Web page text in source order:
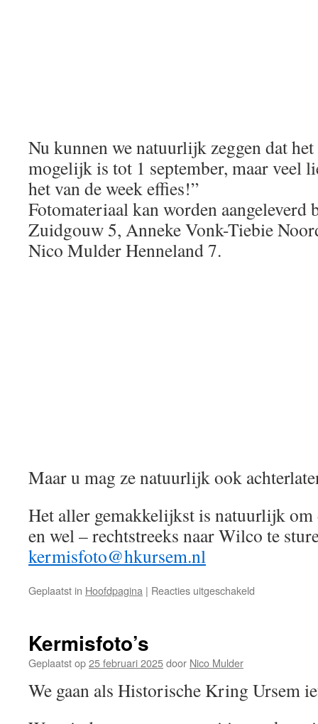
Nu kunnen we natuurlijk zeggen dat
mogelijk is tot 1 september, maar veel
het van de week effies!”
Fotomateriaal kan worden
Zuidgouw 5, Anneke Vonk-Tiebie
Nico Mulder Henneland 7.
Maar u mag ze natuurlijk ook
Het aller gemakkelijkst is natuurlijk om
en wel – rechtstreeks naar Wilco te
kermisfoto@hkursem.nl
Geplaatst in Hoofdpagina | Reacties uitgeschakeld
Kermisfoto’s
Geplaatst op25 februari 2025door Nico Mulder
We gaan als Historische Kring Ursem